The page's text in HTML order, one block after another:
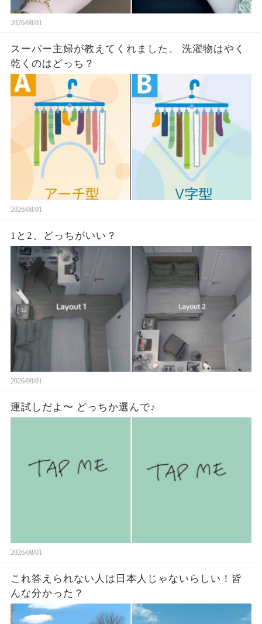
2026/08/01
スーパー主婦が教えてくれました。 洗濯物はやく
乾くのはどっち？
2026/08/01
1と2、どっちがいい？
2026/08/01
運試しだよ〜 どっちか選んで♪
2026/08/01
これ答えられない人は日本人じゃないらしい￼！皆
んな分かった？